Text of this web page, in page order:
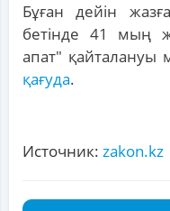
Бұған дейін
бетінде 41 мың
апат" қайталануы
қағуда.
Источник: zakon.kz